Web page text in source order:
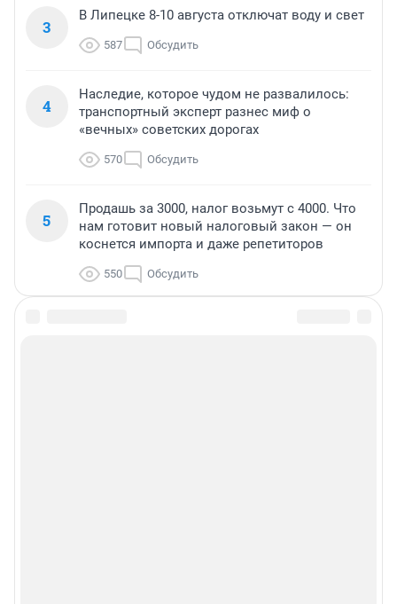
3
В Липецке 8-10 августа отключат воду и свет
587 Обсудить
4
Наследие, которое чудом не развалилось:
транспортный эксперт разнес миф о
«вечных» советских дорогах
570 Обсудить
5
Продашь за 3000, налог возьмут с 4000. Что
нам готовит новый налоговый закон — он
коснется импорта и даже репетиторов
550 Обсудить